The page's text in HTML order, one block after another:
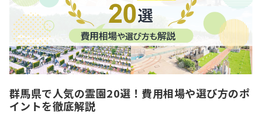
群馬県で人気の霊園20選！費用相場や選び方のポ
イントを徹底解説